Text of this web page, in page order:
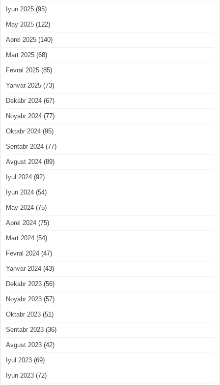
Iyun 2025 (95)
May 2025 (122)
Aprel 2025 (140)
Mart 2025 (68)
Fevral 2025 (85)
Yanvar 2025 (73)
Dekabr 2024 (67)
Noyabr 2024 (77)
Oktabr 2024 (95)
Sentabr 2024 (77)
Avgust 2024 (89)
Iyul 2024 (92)
Iyun 2024 (54)
May 2024 (75)
Aprel 2024 (75)
Mart 2024 (54)
Fevral 2024 (47)
Yanvar 2024 (43)
Dekabr 2023 (56)
Noyabr 2023 (57)
Oktabr 2023 (51)
Sentabr 2023 (36)
Avgust 2023 (42)
Iyul 2023 (69)
Iyun 2023 (72)